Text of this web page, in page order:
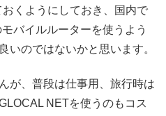
くようにしておき、国内で
バイルルーターを使うよう
いのではないかと思います。
が、普段は仕事用、旅行時は
NETを使うのもコス